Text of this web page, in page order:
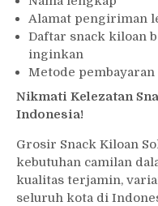
Alamat pengiriman
Daftar snack kiloan
inginkan
Metode
Nikmati Kelezatan
Indonesia!
Grosir Snack Kiloan
kebutuhan camilan
kualitas terjamin,
seluruh kota di